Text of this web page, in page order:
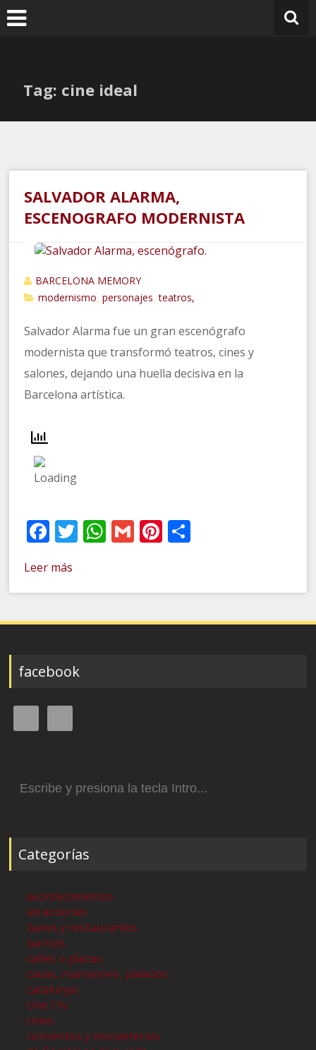
Ir
al
Tag: cine ideal
SALVADOR ALARMA,
ESCENOGRAFO MODERNISTA
BARCELONA MEMORY
modernismo
,personajes ,teatros,
Salvador Alarma fue un gran escenógrafo
modernista que transformó teatros, cines y
salones, dejando una huella decisiva en la
Barcelona artística.
Facebook
Twitter
WhatsApp
GmailPinterest
Leer más
facebook
Categorías
acontecimientos
atracciones
bares y restaurantes
barrios
calles o plazas
casas, mansiones, palacios
catalunya
cine / tv
cines
conventos y monasterios